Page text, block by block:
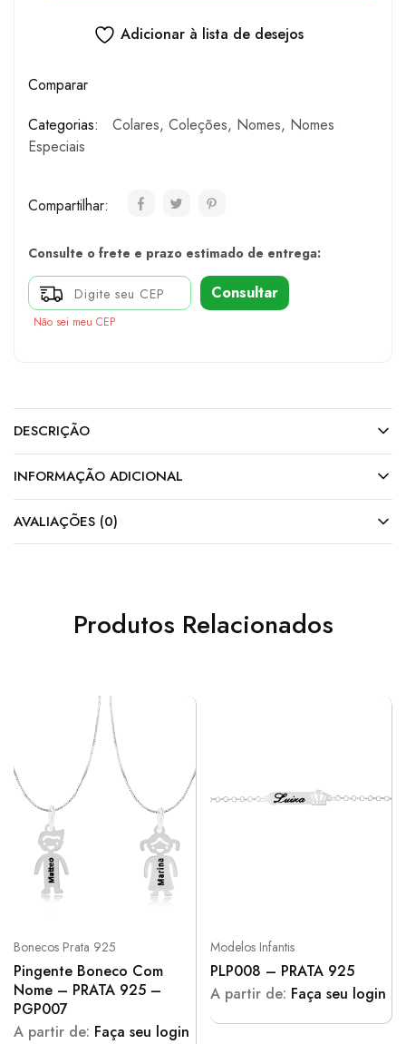
Adicionar à lista de desejos
Comparar
Categorias:
Colares, Coleções, Nomes, Nomes
Especiais
Compartilhar:
Consulte o frete e prazo estimado de entrega:
Consultar
Não sei meu CEP
DESCRIÇÃO
INFORMAÇÃO ADICIONAL
AVALIAÇÕES (0)
Produtos Relacionados
Bonecos Prata 925
Pingente Boneco Com
Nome – PRATA 925 –
PGP007
A partir de: Faça seu login
Modelos Infantis
PLP008 – PRATA 925
A partir de: Faça seu login